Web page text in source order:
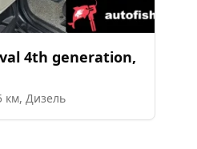
4th generation,
км, Дизель